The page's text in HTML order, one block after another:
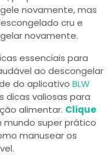
novamente, mas
cru e
novamente.
essenciais para
ao descongelar
do aplicativo BLW
dicas valiosas para
alimentar. Clique
mundo super prático
manusear os